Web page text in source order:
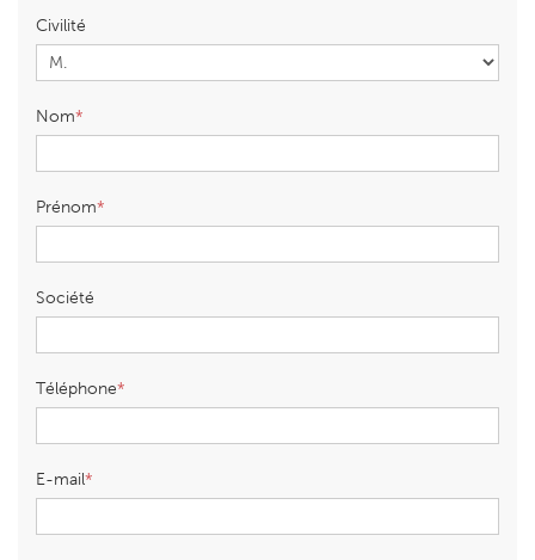
Civilité
Nom
Prénom
Société
Téléphone
E-mail